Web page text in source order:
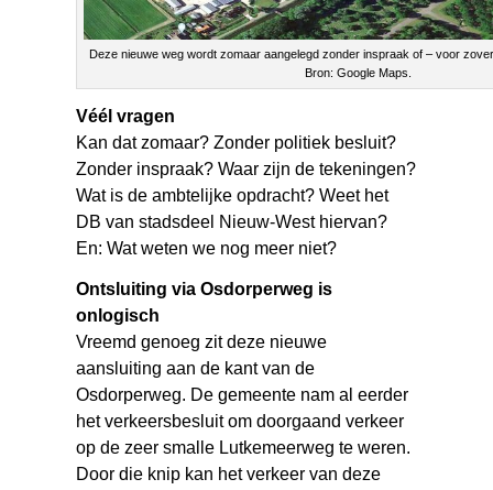
Deze nieuwe weg wordt zomaar aangelegd zonder inspraak of – voor
Bron: Google Maps.
Véél vragen
Kan dat zomaar? Zonder politiek besluit?
Zonder inspraak? Waar zijn de tekeningen?
Wat is de ambtelijke opdracht? Weet het
DB van stadsdeel Nieuw-West hiervan?
En: Wat weten we nog meer niet?
Ontsluiting via Osdorperweg is
onlogisch
Vreemd genoeg zit deze nieuwe
aansluiting aan de kant van de
Osdorperweg. De gemeente nam al eerder
het verkeersbesluit om doorgaand verkeer
op de zeer smalle Lutkemeerweg te weren.
Door die knip kan het verkeer van deze